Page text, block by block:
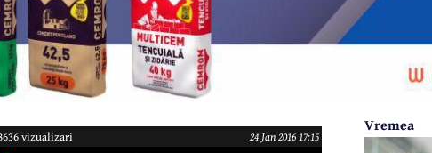
vizualizari 24 Jan 2016 17:15
Vremea